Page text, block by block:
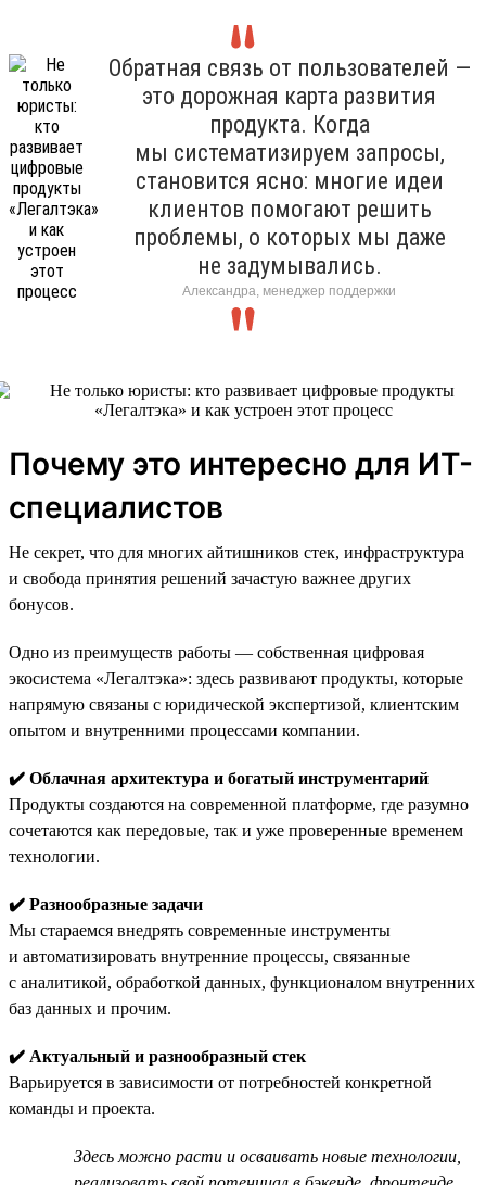
Обратная связь от пользователей —
это дорожная карта развития
продукта. Когда
мы систематизируем запросы,
становится ясно: многие идеи
клиентов помогают решить
проблемы, о которых мы даже
не задумывались.
Александра, менеджер поддержки
Почему это интересно для ИТ-
специалистов
Не секрет, что для многих айтишников стек, инфраструктура
и свобода принятия решений зачастую важнее других
бонусов.
Одно из преимуществ работы — собственная цифровая
экосистема «Легалтэка»: здесь развивают продукты, которые
напрямую связаны с юридической экспертизой, клиентским
опытом и внутренними процессами компании.
✔️ Облачная архитектура и богатый инструментарий
Продукты создаются на современной платформе, где разумно
сочетаются как передовые, так и уже проверенные временем
технологии.
✔️ Разнообразные задачи
Мы стараемся внедрять современные инструменты
и автоматизировать внутренние процессы, связанные
с аналитикой, обработкой данных, функционалом внутренних
баз данных и прочим.
✔️ Актуальный и разнообразный стек
Варьируется в зависимости от потребностей конкретной
команды и проекта.
Здесь можно расти и осваивать новые технологии,